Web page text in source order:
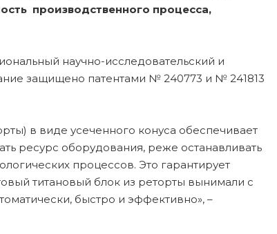
производственного процесса,
научно-исследовательский и
защищено патентами № 240773 и № 241813
в виде усеченного конуса обеспечивает
ресурс оборудования, реже останавливать
процессов. Это гарантирует
титановый блок из реторты вынимали с
быстро и эффективно», –